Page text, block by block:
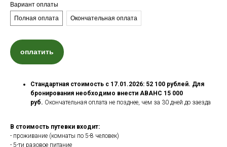
Вариант оплаты
Полная оплата
Окончательная оплата
оплатить
Стандартная стоимость с 17.01.2026: 52 100 рублей. Для
бронирования необходимо внести АВАНС 15 000
руб. Окончательная оплата не позднее, чем за 30 дней до заезда
В стоимость путевки входит:
- проживание (комнаты по 5-8 человек)
- 5-ти разовое питание